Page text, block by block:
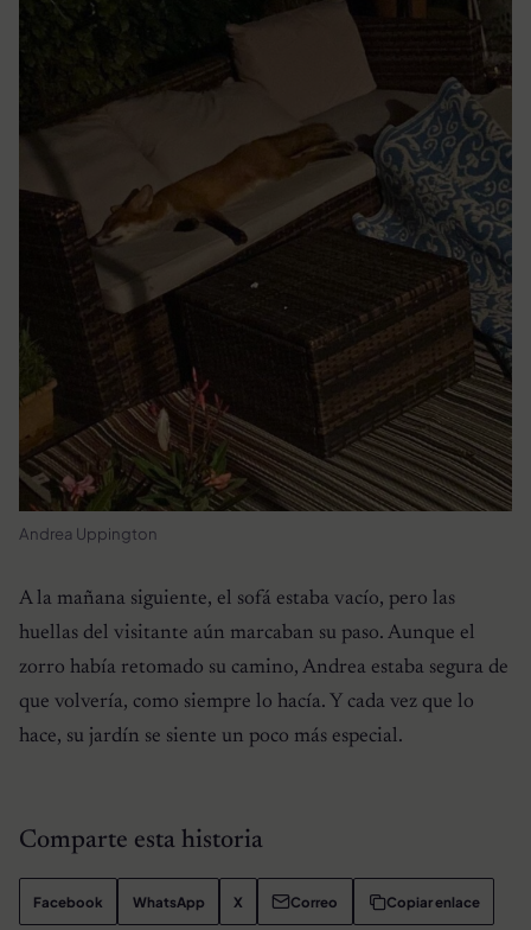
Andrea Uppington
A la mañana siguiente, el sofá estaba vacío, pero las
huellas del visitante aún marcaban su paso. Aunque el
zorro había retomado su camino, Andrea estaba segura de
que volvería, como siempre lo hacía. Y cada vez que lo
hace, su jardín se siente un poco más especial.
Comparte esta historia
Facebook WhatsApp X Correo Copiar enlace